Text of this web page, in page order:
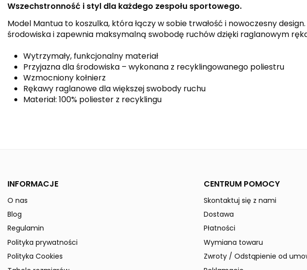
Wszechstronność i styl dla każdego zespołu sportowego.
Model Mantua to koszulka, która łączy w sobie trwałość i nowoczesny
środowiska i zapewnia maksymalną swobodę ruchów dzięki raglanowym
Wytrzymały, funkcjonalny materiał
Przyjazna dla środowiska – wykonana z recyklingowanego poliestru
Wzmocniony kołnierz
Rękawy raglanowe dla większej swobody ruchu
Materiał: 100% poliester z recyklingu
Indeks
W magazynie
ean13 4062075179063
» Podmiot odpowiedzialny
INFORMACJE
O nas
Blog
Regulamin
Polityka prywatności
Polityka Cookies
CENTRUM POMOCY
Skontaktuj się z nami
Dostawa
Płatności
Wymiana towaru
Zwroty / Odstąpienie od